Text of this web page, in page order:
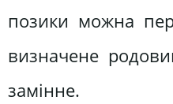
позики можна
визначене
замінне.